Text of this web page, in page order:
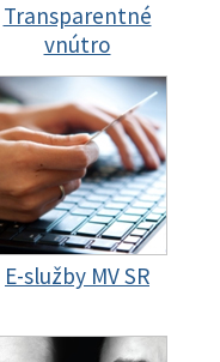
Transparentné
vnútro
E-služby MV SR